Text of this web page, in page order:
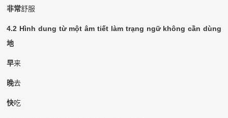
非常舒服
4.2 Hình dung từ một âm tiết làm trạng ngữ không cần dùng
地
早来
晚去
快吃